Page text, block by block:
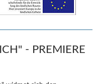
- PREMIERE